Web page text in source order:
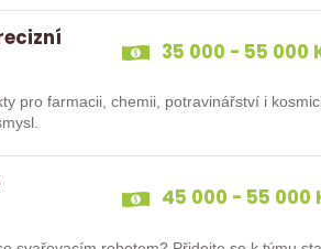
35 000 - 55 000
pro farmacii, chemii, potravinářství i
45 000 - 55 000